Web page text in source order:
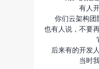
有人
你们云架构团
也有人说，不要
后来有的开发
当时